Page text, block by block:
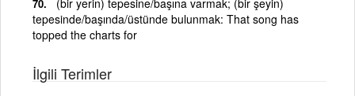
tepesinde/başında/üstünde bulunmak: That song has
topped the charts for
İlgili Terimler